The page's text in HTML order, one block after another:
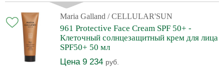
Maria Galland / CELLULAR'SUN
961 Protective Face Cream SPF 50+ -
Клеточный солнцезащитный крем для лица
SPF50+ 50 мл
Цена 9 234 руб.